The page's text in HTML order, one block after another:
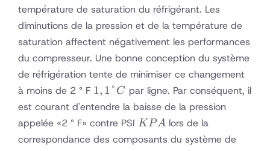
température de saturation du réfrigérant. Les
diminutions de la pression et de la température de
saturation affectent négativement les performances
du compresseur. Une bonne conception du système
de réfrigération tente de minimiser ce changement
à moins de 2 ° F 1,1
°
1, 1° C par ligne. Par conséquent, il
est courant d'entendre la baisse de la pression
appelée «2 ° F» contre PSI KPA
KPA lors de la
correspondance des composants du système de